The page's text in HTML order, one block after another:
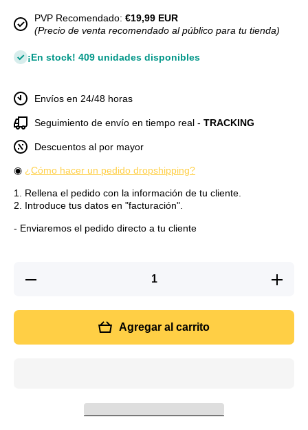
PVP Recomendado: €19,99 EUR
(Precio de venta recomendado al público para tu tienda)
¡En stock! 409 unidades disponibles
Envíos en 24/48 horas
Seguimiento de envío en tiempo real - TRACKING
Descuentos al por mayor
◉ ¿Cómo hacer un pedido dropshipping?
1. Rellena el pedido con la información de tu cliente.
2. Introduce tus datos en "facturación".
- Enviaremos el pedido directo a tu cliente
Reducir
Ecoducha
cantidad
y Filtro
Agregar al carrito